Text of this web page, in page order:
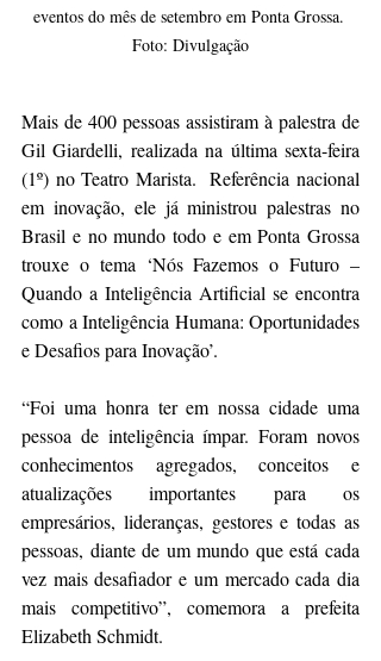
eventos do mês de setembro em Ponta Grossa.
Foto: Divulgação
Mais de 400 pessoas assistiram à palestra de
Gil Giardelli, realizada na última sexta-feira
(1º) no Teatro Marista.  Referência nacional
em inovação, ele já ministrou palestras no
Brasil e no mundo todo e em Ponta Grossa
trouxe o tema ‘Nós Fazemos o Futuro –
Quando a Inteligência Artificial se encontra
como a Inteligência Humana: Oportunidades
e Desafios para Inovação’.
“Foi uma honra ter em nossa cidade uma
pessoa de inteligência ímpar. Foram novos
conhecimentos agregados, conceitos e
atualizações importantes para os
empresários, lideranças, gestores e todas as
pessoas, diante de um mundo que está cada
vez mais desafiador e um mercado cada dia
mais competitivo”, comemora a prefeita
Elizabeth Schmidt.